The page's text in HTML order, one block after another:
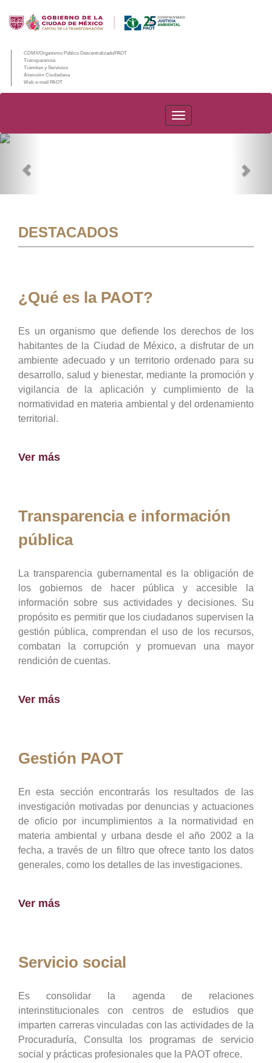
CDMX/Organismo Público Descentralizado/PAOT
Transparencia
Trámites y Servicios
Atención Ciudadana
Web e-mail PAOT
PAOT
DESTACADOS
¿Qué es la PAOT?
Es un organismo que defiende los derechos de los
habitantes de la Ciudad de México, a disfrutar de un
ambiente adecuado y un territorio ordenado para su
desarrollo, salud y bienestar, mediante la promoción y
vigilancia de la aplicación y cumplimiento de la
normatividad en materia ambiental y del ordenamiento
territorial.
Ver más
Transparencia e información
pública
La transparencia gubernamental es la obligación de
los gobiernos de hacer pública y accesible la
información sobre sus actividades y decisiones. Su
propósito es permitir que los ciudadanos supervisen la
gestión pública, comprendan el uso de los recursos,
combatan la corrupción y promuevan una mayor
rendición de cuentas.
Ver más
Gestión PAOT
En esta sección encontrarás los resultados de las
investigación motivadas por denuncias y actuaciones
de oficio por incumplimientos a la normatividad en
materia ambiental y urbana desde el año 2002 a la
fecha, a través de un filtro que ofrece tanto los datos
generales, como los detalles de las investigaciones.
Ver más
Servicio social
Es consolidar la agenda de relaciones
interinstitucionales con centros de estudios que
imparten carreras vinculadas con las actividades de la
Procuraduría, Consulta los programas de servicio
social y prácticas profesionales que la PAOT ofrece.